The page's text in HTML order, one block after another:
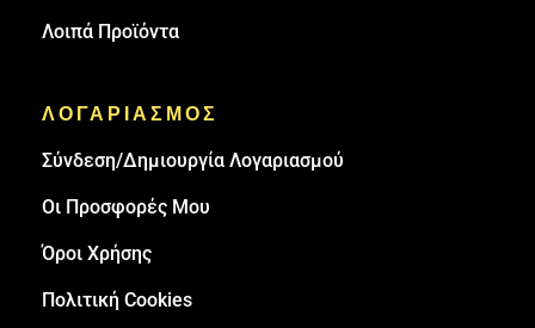
Λοιπά Προϊόντα
ΛΟΓΑΡΙΑΣΜΟΣ
Σύνδεση/Δημιουργία Λογαριασμού
Οι Προσφορές Μου
Όροι Χρήσης
Πολιτική Cookies